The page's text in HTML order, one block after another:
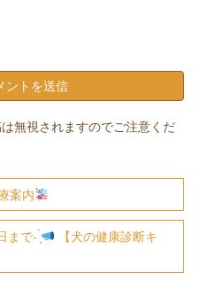
無視されますのでご注意くだ
案内
まで-
【犬の健康診断キ